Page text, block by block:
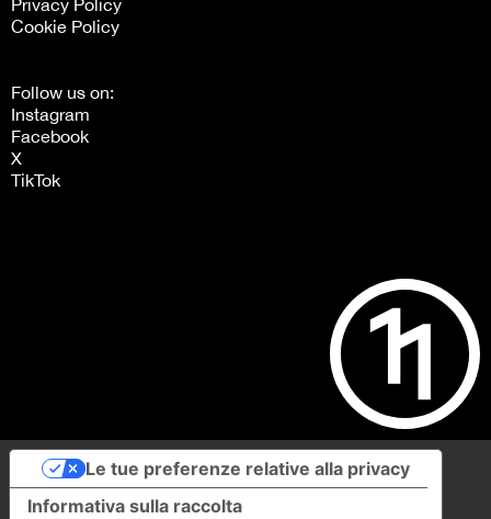
Privacy Policy
Cookie Policy
Follow us on:
Instagram
Facebook
X
TikTok
Informativa sulla raccolta
Le tue preferenze relative alla privacy